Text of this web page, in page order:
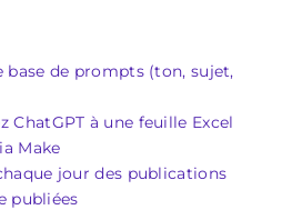
base de prompts (ton, sujet,
ChatGPT à une feuille Excel
Make
jour des publications
publiées